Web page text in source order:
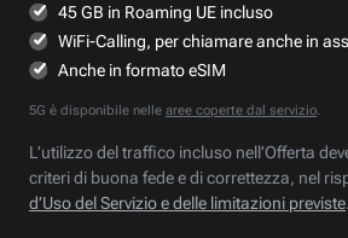
45 GB in Roaming UE incluso
WiFi-Calling, per chiamare anche in
Anche in formato eSIM
5G è disponibile nelle aree coperte dal servizio.
L’utilizzo del traffico incluso nell’Offerta
criteri di buona fede e di correttezza, nel
d’Uso del Servizio e delle limitazioni previste.